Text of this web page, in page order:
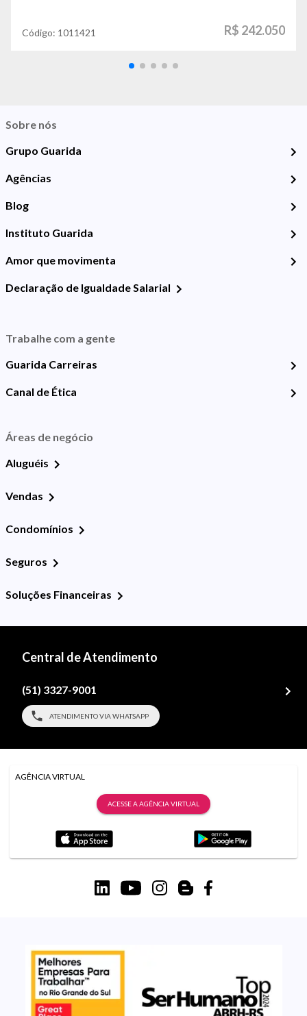
Código: 1011421 R$ 242.050
Sobre nós
Grupo Guarida
Agências
Blog
Instituto Guarida
Amor que movimenta
Declaração de Igualdade Salarial
Trabalhe com a gente
Guarida Carreiras
Canal de Ética
Áreas de negócio
Aluguéis
Vendas
Condomínios
Seguros
Soluções Financeiras
Central de Atendimento
(51) 3327-9001
ATENDIMENTO VIA WHATSAPP
AGÊNCIA VIRTUAL
ACESSE A AGÊNCIA VIRTUAL